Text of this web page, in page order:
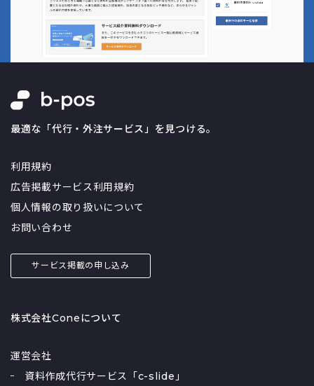
最適な「代行・外注サービス」を見つける。
利用規約
広告掲載サービス利用規約
個人情報の取り扱いについて
お問い合わせ
サービス掲載の申し込み
株式会社Coneについて
運営会社
資料作成代行サービス「c-slide」